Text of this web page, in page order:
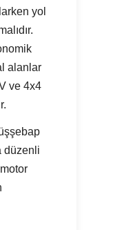
yol
alanlar
ve 4x4
düzenli